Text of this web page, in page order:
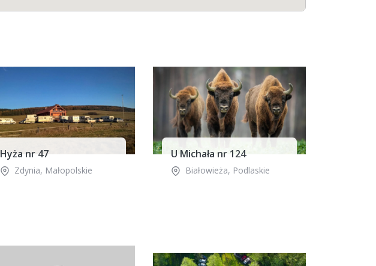
Hyża nr 47
Zdynia, Małopolskie
U Michała nr 124
Białowieża, Podlaskie